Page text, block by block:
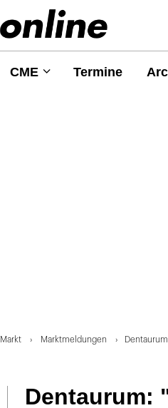
CME Termine
Markt Marktmeldungen
Dentaurum: